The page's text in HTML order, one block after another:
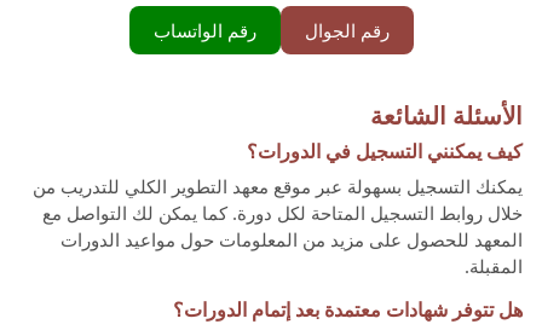
رقم الجوال رقم الواتساب
الأسئلة الشائعة
كيف يمكنني التسجيل في الدورات؟
يمكنك التسجيل بسهولة عبر موقع معهد التطوير الكلي للتدريب من
خلال روابط التسجيل المتاحة لكل دورة. كما يمكن لك التواصل مع
المعهد للحصول على مزيد من المعلومات حول مواعيد الدورات
المقبلة.
هل تتوفر شهادات معتمدة بعد إتمام الدورات؟